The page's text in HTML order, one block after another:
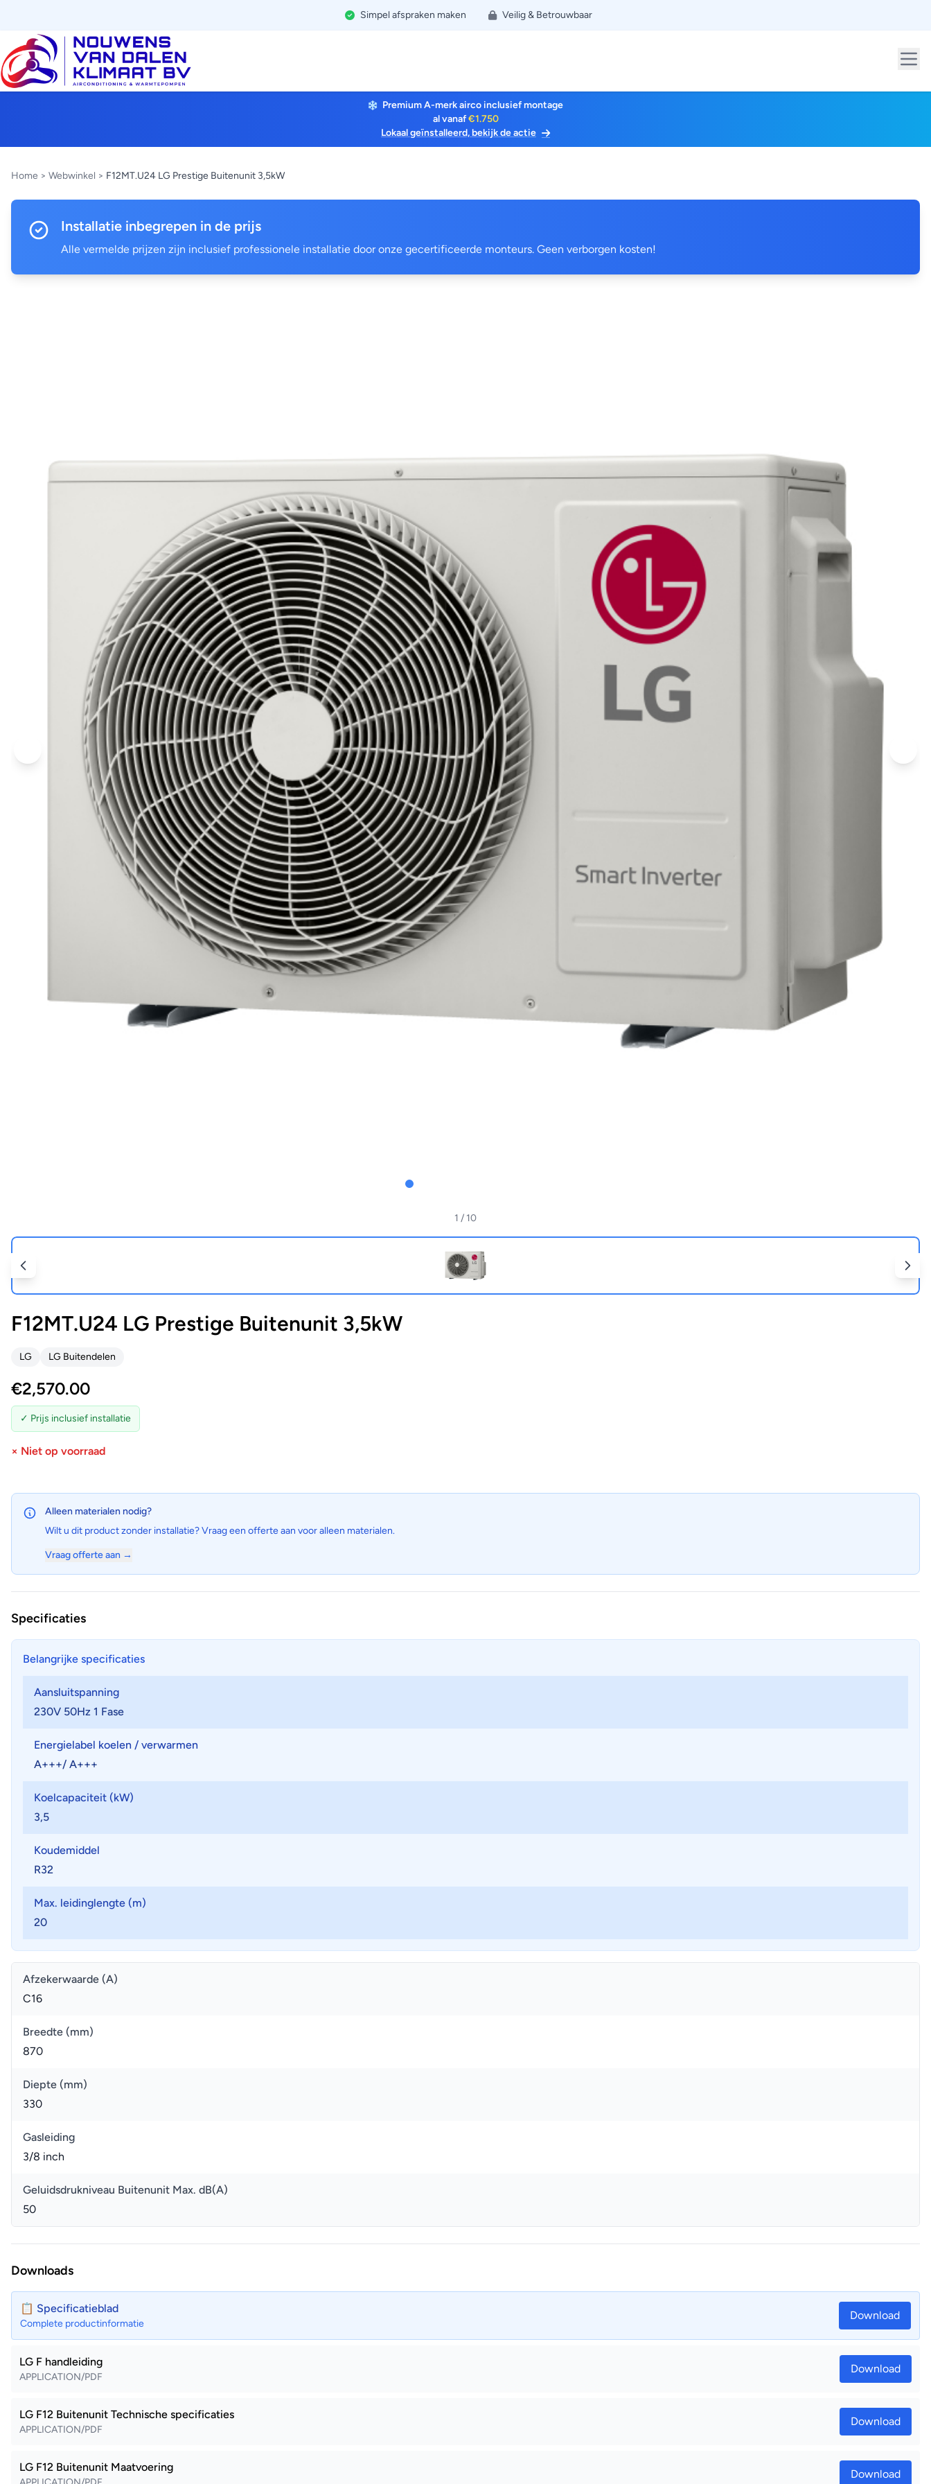
Simpel afspraken maken Veilig & Betrouwbaar
Premium A-merk airco inclusief montage
al vanaf€1.750
Lokaal geïnstalleerd, bekijk de actie
Home > Webwinkel > F12MT.U24 LG Prestige Buitenunit 3,5kW
Installatie inbegrepen in de prijs
Alle vermelde prijzen zijn inclusief professionele installatie door onze gecertificeerde monteurs. Geen verborgen kosten!
1 / 10
F12MT.U24 LG Prestige Buitenunit 3,5kW
LG LG Buitendelen
€2,570.00
✓ Prijs inclusief installatie
× Niet op voorraad
Alleen materialen nodig?
Wilt u dit product zonder installatie? Vraag een offerte aan voor alleen materialen.
Vraag offerte aan →
Specificaties
Belangrijke specificaties
Aansluitspanning
230V 50Hz 1 Fase
Energielabel koelen / verwarmen
A+++/ A+++
Koelcapaciteit (kW)
3,5
Koudemiddel
R32
Max. leidinglengte (m)
20
Afzekerwaarde (A)
C16
Breedte (mm)
870
Diepte (mm)
330
Gasleiding
3/8 inch
Geluidsdrukniveau Buitenunit Max. dB(A)
50
Downloads
📋 Specificatieblad
Complete productinformatie
Download
LG F handleiding
APPLICATION/PDF
Download
LG F12 Buitenunit Technische specificaties
APPLICATION/PDF
Download
LG F12 Buitenunit Maatvoering
Download